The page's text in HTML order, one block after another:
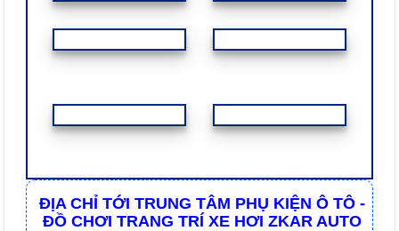
ĐỊA CHỈ TỚI TRUNG TÂM PHỤ KIỆN Ô TÔ -
ĐỒ CHƠI TRANG TRÍ XE HƠI ZKAR AUTO